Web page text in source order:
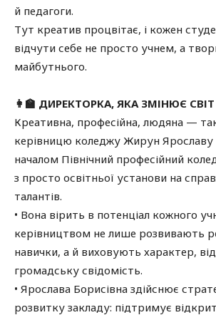
й педагоги.
Тут креатив процвітає, і кожен
відчути себе не просто учнем, а
майбутнього.
👩‍🏫 ДИРЕКТОРКА, ЯКА ЗМІНЮЄ СВІТ
Креативна, професійна, людяна —
керівницю коледжу Жирун Ярославу
началом Північний професійний
з просто освітньої установи на
талантів.
• Вона вірить в потенціал кожного
керівництвом не лише розвивають
навички, а й виховують характер,
громадську свідомість.
• Ярослава Борисівна здійснює
розвитку закладу: підтримує